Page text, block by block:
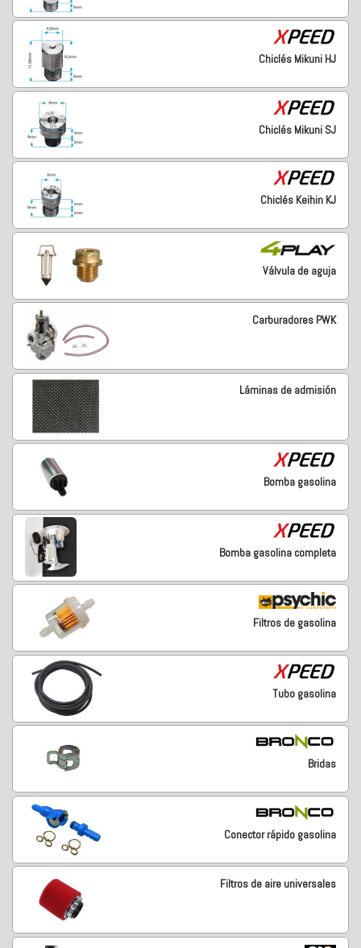
Chiclés Mikuni HJ
Chiclés Mikuni SJ
Chiclés Keihin KJ
Válvula de aguja
Carburadores PWK
Láminas de admisión
Bomba gasolina
Bomba gasolina completa
Filtros de gasolina
Tubo gasolina
Bridas
Conector rápido gasolina
Filtros de aire universales